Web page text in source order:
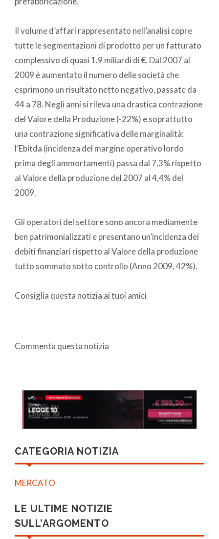
Il volume d’affari rappresentato nell’analisi copre
tutte le segmentazioni di prodotto per un fatturato
complessivo di quasi 1,9 miliardi di €. Dal 2007 al
2009 è aumentato il numero delle società che
esprimono un risultato netto negativo, passate da
44 a 78. Negli anni si rileva una drastica contrazione
del Valore della Produzione (-22%) e soprattutto
una contrazione significativa delle marginalità:
l’Ebitda (incidenza del margine operativo lordo
prima degli ammortamenti) passa dal 7,3% rispetto
al Valore della produzione del 2007 al 4,4% del
2009.
Gli operatori del settore sono ancora mediamente
ben patrimonializzati e presentano un’incidenza dei
debiti finanziari rispetto al Valore della produzione
tutto sommato sotto controllo (Anno 2009, 42%).
Consiglia questa notizia ai tuoi amici
Commenta questa notizia
CATEGORIA NOTIZIA
MERCATO
LE ULTIME NOTIZIE
SULL’ARGOMENTO